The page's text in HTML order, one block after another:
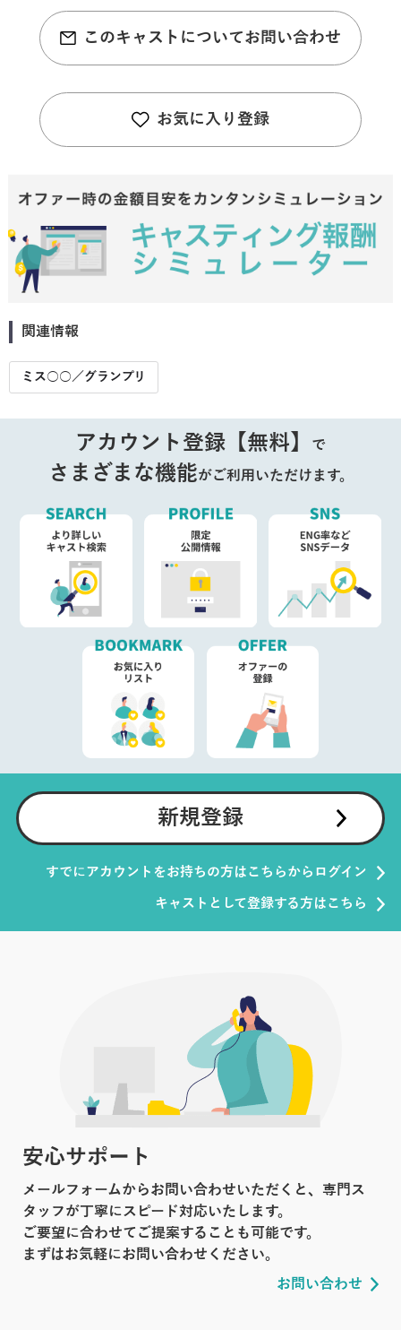
このキャストについてお問い合わせ
お気に入り登録
関連情報
ミス○○／グランプリ
アカウント登録【無料】 で
さまざまな機能がご利用いただけます。
新規登録
すでにアカウントをお持ちの方はこちらからログイン
キャストとして登録する方はこちら
安心サポート
メールフォームからお問い合わせいただくと、専門ス
タッフが丁寧にスピード対応いたします。
ご要望に合わせてご提案することも可能です。
まずはお気軽にお問い合わせください。
お問い合わせ